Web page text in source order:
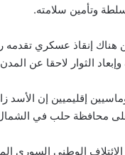
وتأمين سلامته.
الثوار لاحقا عن المدن
محافظة حلب في
الوطني السوري